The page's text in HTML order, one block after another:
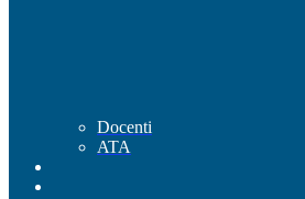
Docenti
ATA